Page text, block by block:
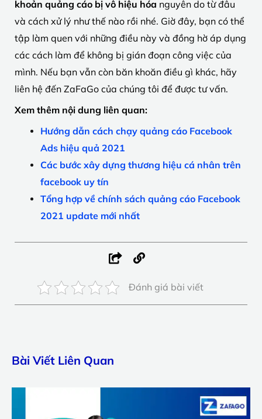
khoản quảng cáo bị vô hiệu hóa nguyên do từ đâu
và cách xử lý như thế nào rồi nhé. Giờ đây, bạn có thể
tập làm quen với những điều này và đồng hờ áp dụng
các cách làm để không bị gián đoạn công việc của
mình. Nếu bạn vẫn còn băn khoăn điều gì khác, hãy
liên hệ đến ZaFaGo của chúng tôi để được tư vấn.
Xem thêm nội dung liên quan:
Hướng dẫn cách chạy quảng cáo Facebook
Ads hiệu quả 2021
Các bước xây dựng thương hiệu cá nhân trên
facebook uy tín
Tổng hợp về chính sách quảng cáo Facebook
2021 update mới nhất
Đánh giá bài viết
Bài Viết Liên Quan